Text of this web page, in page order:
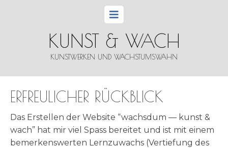
KUNST & WACH
KUNSTWERKEN UND WACHSTUMSWAHN
ERFREULICHER RÜCKBLICK
Das Erstel­len der Web­site “wachs­dum — kunst &
wach” hat mir viel Spass berei­tet und ist mit einem
bemer­kens­wer­ten Lern­zu­wachs (Ver­tie­fung des